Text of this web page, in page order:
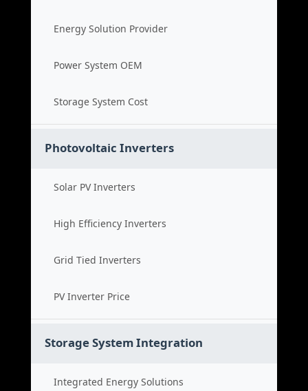
Energy Solution Provider
Power System OEM
Storage System Cost
Photovoltaic Inverters
Solar PV Inverters
High Efficiency Inverters
Grid Tied Inverters
PV Inverter Price
Storage System Integration
Integrated Energy Solutions